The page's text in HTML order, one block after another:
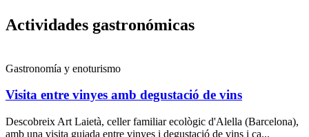
Actividades gastronómicas
Gastronomía y enoturismo
Visita entre vinyes amb degustació de vins
Descobreix Art Laietà, celler familiar ecològic d'Alella (Barcelona),
amb una visita guiada entre vinyes i degustació de vins i ca...